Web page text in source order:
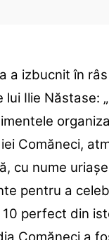
a izbucnit în
lui Ilie Năstase:
Comăneci,
cu nume
pentru a
perfect din